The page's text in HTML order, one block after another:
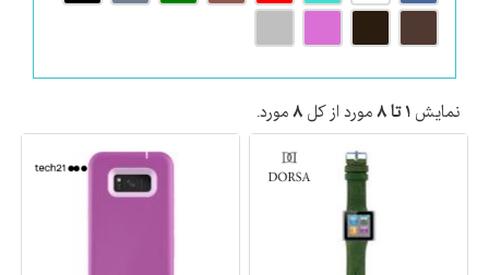
نمایش ۱ تا ۸ مورد از کل ۸ مورد.